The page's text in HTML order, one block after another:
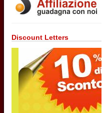
Discount Letters